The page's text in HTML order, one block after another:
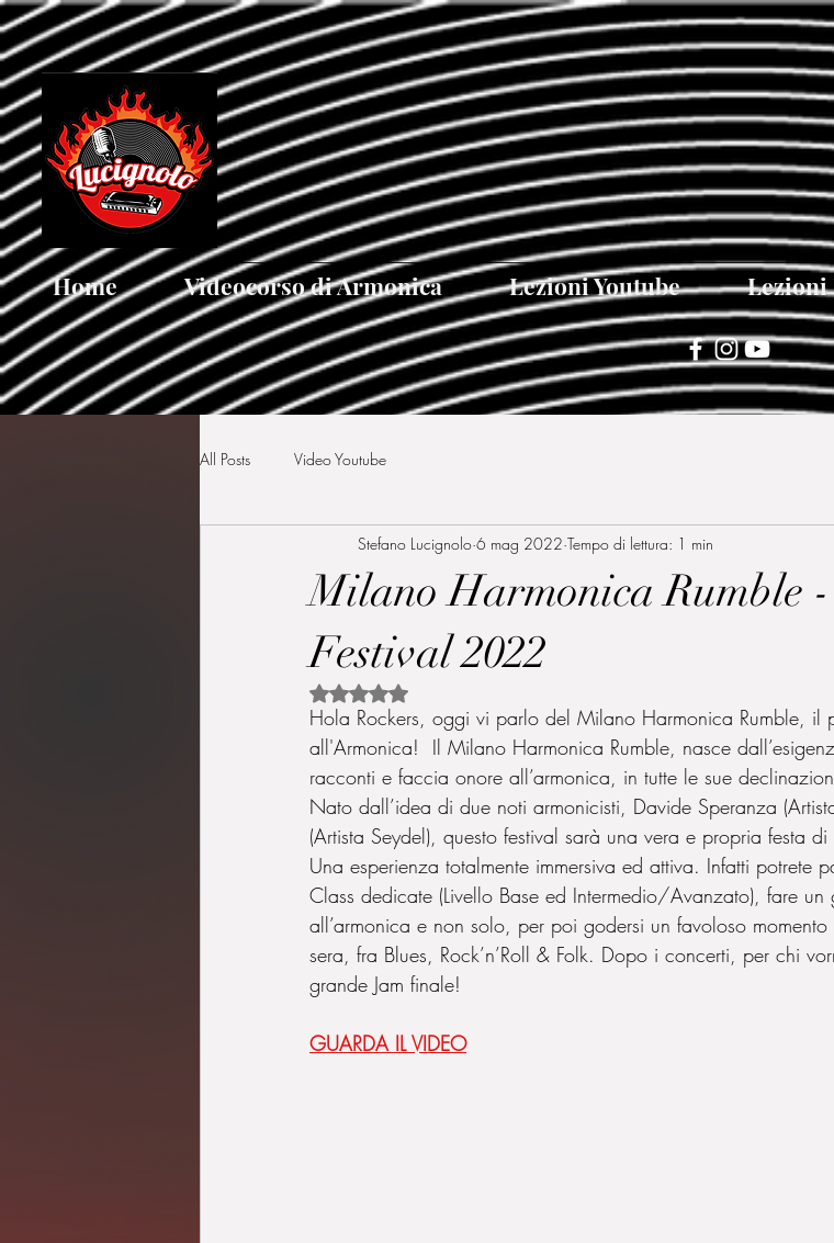
[google5752d089b3584a1d.html]
Home Videocorso di Armonica Lezioni Youtube Lezioni
All Posts Video Youtube
Milano Harmonica Rumble
Festival 2022
Stefano Lucignolo 6 mag 2022 Tempo di lettura: 1 min
Valutazione NaN stelle su 5.
Hola Rockers, oggi vi parlo del Milano Harmonica Rumble, il
all'Armonica!  Il Milano Harmonica Rumble, nasce
racconti e faccia onore all’armonica, in tutte le sue
Nato dall’idea di due noti armonicisti, Davide Speranza
(Artista Seydel), questo festival sarà una vera e propria festa
Una esperienza totalmente immersiva ed attiva. Infatti potrete
Class dedicate (Livello Base ed Intermedio/Avanzato), fare
all’armonica e non solo, per poi godersi un favoloso
sera, fra Blues, Rock’n’Roll & Folk. Dopo i concerti, per chi
grande Jam finale!
GUARDA IL VIDEO